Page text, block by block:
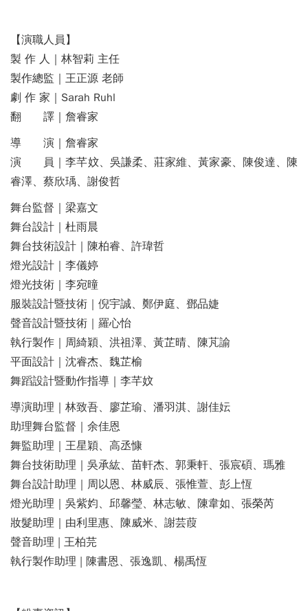
【演職人員】
製 作 人｜林智莉 主任
製作總監｜王正源 老師
劇 作 家｜Sarah Ruhl
翻 譯｜詹睿家
導 演｜詹睿家
演 員｜李芊妏、吳謙柔、莊家維、黃家豪、陳俊達、陳
睿澤、蔡欣瑀、謝俊哲
舞台監督｜梁嘉文
舞台設計｜杜雨晨
舞台技術設計｜陳柏睿、許瑋哲
燈光設計｜李儀婷
燈光技術｜李宛曈
服裝設計暨技術｜倪宇誠、鄭伊庭、鄧品婕
聲音設計暨技術｜羅心怡
執行製作｜周綺穎、洪祖澤、黃芷晴、陳芃諭
平面設計｜沈睿杰、魏芷榆
舞蹈設計暨動作指導｜李芊妏
導演助理｜林致吾、廖芷瑜、潘羽淇、謝佳妘
助理舞台監督｜余佳恩
舞監助理｜王星穎、高丞慷
舞台技術助理｜吳承紘、苗軒杰、郭秉軒、張宸碩、瑪雅
舞台設計助理｜周以恩、林威辰、張惟萱、彭上恆
燈光助理｜吳紫㚬、邱馨瑩、林志敏、陳韋如、張榮芮
妝髮助理｜由利里惠、陳威米、謝芸葭
聲音助理 | 王柏芫
執行製作助理 | 陳書恩、張逸凱、楊禹恆